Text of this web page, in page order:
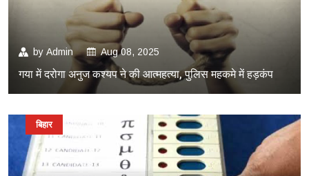
by Admin Aug 08, 2025
गया में दरोगा अनुज कश्यप ने की आत्महत्या, पुलिस महकमे में हड़कंप
बिहार